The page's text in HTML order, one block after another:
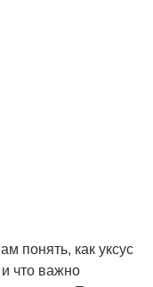
понять, как уксус
и что важно